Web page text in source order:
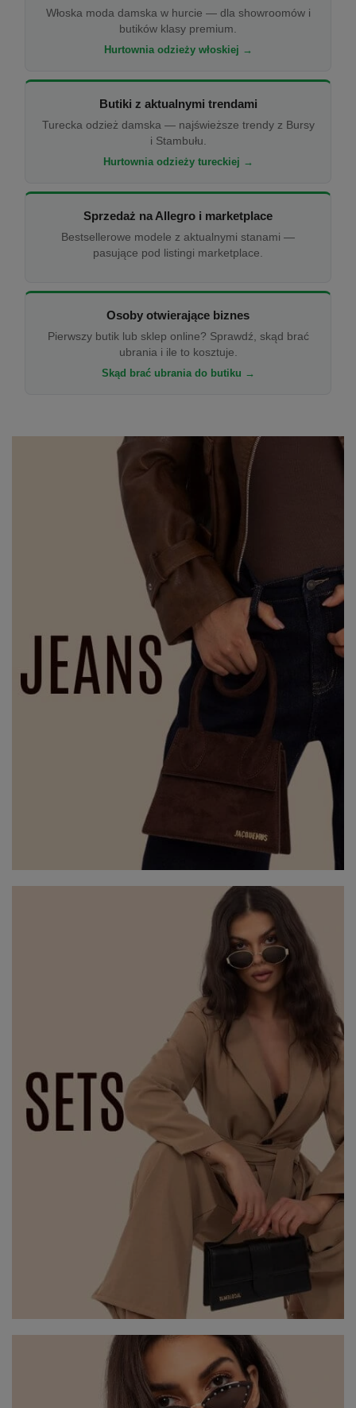
Włoska moda damska w hurcie — dla showroomów i
butików klasy premium.
Hurtownia odzieży włoskiej →
Butiki z aktualnymi trendami
Turecka odzież damska — najświeższe trendy z Bursy
i Stambułu.
Hurtownia odzieży tureckiej →
Sprzedaż na Allegro i marketplace
Bestsellerowe modele z aktualnymi stanami —
pasujące pod listingi marketplace.
Osoby otwierające biznes
Pierwszy butik lub sklep online? Sprawdź, skąd brać
ubrania i ile to kosztuje.
Skąd brać ubrania do butiku →